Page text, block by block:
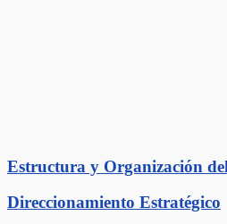
Estructura y Organización
Direccionamiento Estratégico